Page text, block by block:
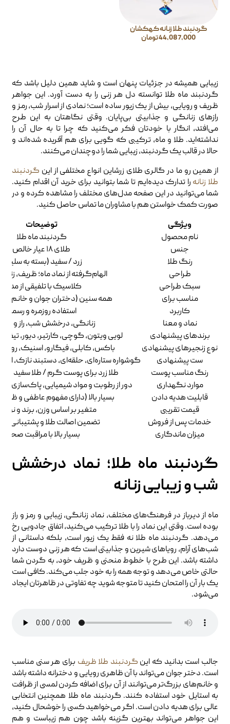
گردنبند طلا زنانه کهکشان
44,087,000تومان
زیبایی همیشه در جزئیات پنهان است و شاید همین دلیل باشد که
گردنبند ماه طلا توانسته دل هر زنی را به دست آورد. این جواهر
ظریف و رویایی، بیش از یک زیور ساده است؛ نمادی از اسرار شب، رمز و
رازهای زنانگی و جذابیتی بی‌پایان. وقتی نگاهتان به این طرح
می‌افتد، انگار با خودتان فکر می‌کنید که چرا تا به حال آن را
نداشته‌اید. طلا و ماه، ترکیبی که گویی برای هم آفریده شده‌اند و
حالا در قالب یک گردنبند، زیبایی شما را دوچندان می‌کنند.
از همین رو ما در گالری طلای زرشاین انواع مختلفی از این گردنبند
طلا زنانه را تدارک دیده‌ایم تا شما بتوانید برای خرید آن اقدام کنید.
شما می‌توانید در این صفحه مدل‌های مختلف را مشاهده کرده و در
صورت کمک خواستن هم با مشاوران ما تماس حاصل کنید.
ویژگی
توضیحات
نام محصول
گردنبند ماه طلا
جنس
طلای ۱۸ عیار خالص
رنگ طلا
زرد / سفید (بسته به سلیقه)
طراحی
الهام‌گرفته از نماد ماه؛ ظریف،
سبک طراحی
کلاسیک با تلفیقی از مدرن
مناسب برای
همه سنین (دختران جوان و
کاربرد
استفاده روزمره و رسمی
نماد و معنا
زنانگی، درخشش شب، راز و
برندهای پیشنهادی
لویی ویتون، گوچی، کارتیر، دیور،
نوع زنجیرهای پیشنهادی
باکس، کابلی، فیگارو، اسنیک،
ست پیشنهادی
گوشواره ستاره‌ای، حلقه‌ای، دستبند نازک،
رنگ مناسب پوست
طلا زرد برای پوست گرم / طلا سفید
موارد نگهداری
دور از رطوبت و مواد شیمیایی، پاک‌سازی با
قابلیت هدیه دادن
بسیار بالا (دارای مفهوم عاطفی و
قیمت تقریبی
متغیر بر اساس وزن، برند و نوع
خدمات پس از فروش
تضمین اصالت طلا و پشتیبانی
میزان ماندگاری
بسیار بالا با مراقبت صحیح
گردنبند ماه طلا؛ نماد درخشش
شب و زیبایی زنانه
ماه از دیرباز در فرهنگ‌های مختلف، نماد زنانگی، زیبایی و رمز و راز
بوده است. وقتی این نماد را با طلا ترکیب می‌کنید، اتفاق جادویی رخ
می‌دهد. گردنبند ماه طلا نه فقط یک زیور است، بلکه داستانی از
شب‌های آرام، رویاهای شیرین و جذابیتی است که هر زنی دوست دارد
داشته باشد. این طرح با خطوط منحنی و ظریف خود، به گردن شما
حالتی خاص می‌دهد و توجه همه را به خود جلب می‌کند. کافی است
یک بار آن را امتحان کنید تا متوجه شوید چه تفاوتی در ظاهرتان ایجاد
می‌شود.
جالب است بدانید که این گردنبند طلا ظریف برای هر سنی مناسب
است. دختر جوان می‌تواند با آن ظاهری رویایی و دخترانه داشته باشد
و خانم‌های بزرگ‌تر می‌توانند از آن برای اضافه کردن لمسی از ظرافت
به استایل خود استفاده کنند. گردنبند ماه طلا همچنین انتخابی
عالی برای هدیه دادن است. اگر می‌خواهید کسی را خوشحال کنید،
این جواهر می‌تواند بهترین گزینه باشد چون هم زیباست و هم